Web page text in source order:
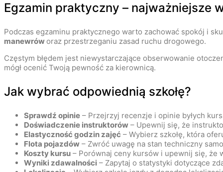
Egzamin praktyczny – najważniejsze
Podczas egzaminu praktycznego warto zachować spokój i
manewrów oraz przestrzeganiu zasad ruchu drogowego.
Częstym błędem jest niewystarczające obserwowanie
mógł ocenić Twoją pewność za kierownicą.
Jak wybrać odpowiednią szkołę?
Sprawdź opinie – Przejrzyj recenzje i opinie byłych
Doświadczenie instruktorów – Upewnij się, że
Elastyczność godzin zajęć – Wybierz szkołę, która
Flota pojazdów – Zwróć uwagę na stan techniczny
Koszty kursu – Porównaj ceny kursów i upewnij się, że
Wyniki zdawalności – Zapytaj o statystyki dotyczące